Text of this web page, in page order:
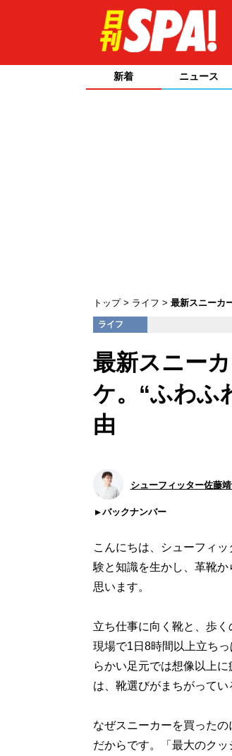
新着 ニュース
トップ ライフ 最新スニーカ
ライフ
最新スニー
ケ。“ふわふ
由
シューフィッター佐藤
バックナンバー
こんにちは、シューフィ
験と知識を生かし、革靴
思います。
立ち仕事に向く靴と、歩
現場で1日8時間以上立ち
らかい足元では想像以上
は、靴選びがまちがってい
なぜスニーカーを買った
だからです。「最大のク